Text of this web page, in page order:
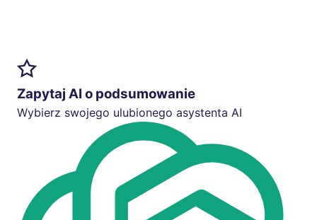
Zapytaj AI o podsumowanie
Wybierz swojego ulubionego asystenta AI